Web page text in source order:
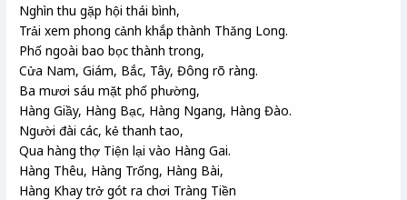
Nghìn thu gặp hội thái bình,
Trải xem phong cảnh khắp thành Thăng Long.
Phố ngoài bao bọc thành trong,
Cửa Nam, Giám, Bắc, Tây, Đông rõ ràng.
Ba mươi sáu mặt phố phường,
Hàng Giầy, Hàng Bạc, Hàng Ngang, Hàng Đào.
Người đài các, kẻ thanh tao,
Qua hàng thợ Tiện lại vào Hàng Gai.
Hàng Thêu, Hàng Trống, Hàng Bài,
Hàng Khay trở gót ra chơi Tràng Tiền